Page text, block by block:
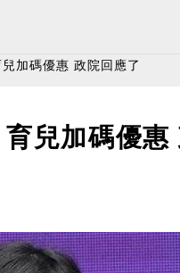
加碼優惠 政院回應了
兒加碼優惠